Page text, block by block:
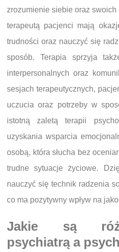
zrozumienie siebie oraz
terapeutą pacjenci mają
trudności oraz nauczyć się
sposób. Terapia sprzyja
interpersonalnych oraz
sesjach terapeutycznych,
uczucia oraz potrzeby w
istotną zaletą terapii
uzyskania wsparcia
osobą, która słucha bez
trudne sytuacje życiowe.
nauczyć się technik radzenia
co ma pozytywny wpływ na
Jakie są
psychiatrą a